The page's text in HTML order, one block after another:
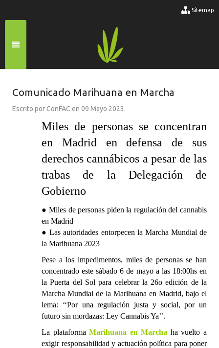
Sitemap
Comunicado Marihuana en Marcha
Escrito por ConFAC en 09 Mayo 2023.
Miles de personas se concentran
en Madrid en defensa de sus
derechos cannábicos a pesar de las
trabas de la Delegación de
Gobierno
● Miles de personas piden la regulación del cannabis
en Madrid
● Las autoridades entorpecen la Marcha Mundial de
la Marihuana 2023
Pese a los impedimentos, miles de personas se han
concentrado este sábado 6 de mayo a las 18:00hs en
la Puerta del Sol para celebrar la 26o edición de la
Marcha Mundial de la Marihuana en Madrid, bajo el
lema: ‘‘Por una regulación justa y social, por un
futuro sin mordazas: Ley Cannabis Ya’’.
La plataforma Marihuana en Marcha ha vuelto a
exigir responsabilidad y actuación política para poner